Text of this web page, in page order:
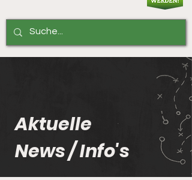
Aktuelle
News / Info's